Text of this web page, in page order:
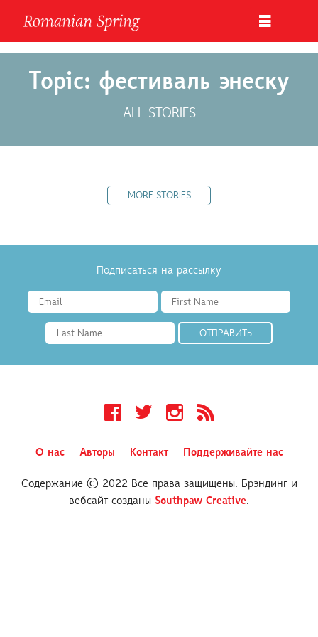
Topic: фестиваль энеску
ALL STORIES
MORE STORIES
Подписаться на рассылку
Facebook Twitter Instagram RSS
О нас Авторы Контакт Поддерживайте нас
Содержание © 2022 Все права защищены. Брэндинг и
вебсайт созданы Southpaw Creative.